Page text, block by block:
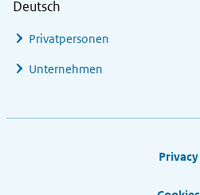
Deutsch
Privatpersonen
Unternehmen
Privacy